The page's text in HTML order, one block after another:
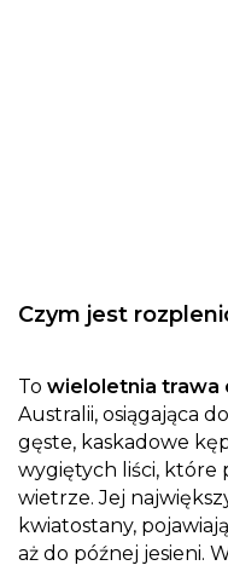
Czym jest
To wieloletnia trawa
Australii, osiągająca
gęste, kaskadowe
wygiętych liści, które
wietrze. Jej
kwiatostany,
aż do późnej jesieni.